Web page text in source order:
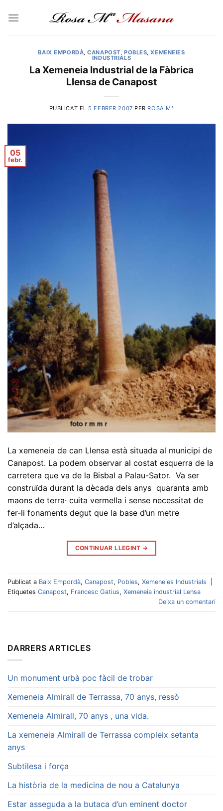
BAIX EMPORDÀ,CANAPOST, POBLES,XEMENEIES
INDUSTRIALS
La Xemeneia Industrial de la Fàbrica
Llensa de Canapost
PUBLICAT EL 5 FEBRER 2007 PER ROSA Mª
05
febr.
La xemeneia de can Llensa està situada al municipi de
Canapost. La podem observar al costat esquerra de la
carretera que va de la Bisbal a Palau-Sator. Va ser
construïda durant la dècada dels anys quaranta amb
maons de terra· cuita vermella i sense necessitat de
fer-li fonaments degut que la base d’un metre
d’alçada…
CONTINUAR LLEGINT →
Publicat a Baix Empordà, Canapost, Pobles, Xemeneies Industrials
Etiquetes Canapost, Francesc Gatius, Xemeneia industrial Lensa
Deixa un comentari
DARRERS ARTICLES
Un monument urbà poc fàcil de trobar
Xemeneia Almirall de Terrassa, 70 anys, ressò
Xemeneia Almirall, 70 anys , una vida.
La xemeneia Almirall de Terrassa compleix setanta
anys
Subtilesa i força
La història de la medicina de nou a Catalunya
Estar asseguda a la butaca d’un eminent doctor